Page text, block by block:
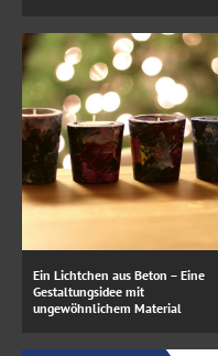
Ein Lichtchen aus Beton – Eine
Gestaltungsidee mit
ungewöhnlichem Material